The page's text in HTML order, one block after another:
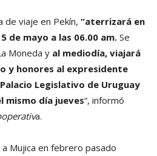
de viaje en Pekín, “aterrizará en
de mayo a las 06.00 am.Se
Moneda y al mediodía, viajará
y honores al expresidente
Legislativo de Uruguay
mismo día jueves“, informó
a.
Mujica en febrero pasado